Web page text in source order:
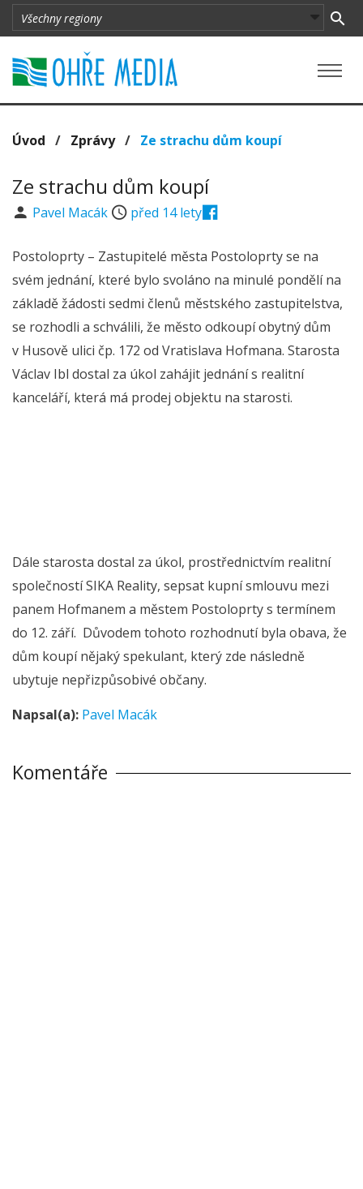
Úvod / Zprávy/ Ze strachu dům koupí
Ze strachu dům koupí
Pavel Macák před 14 lety
Postoloprty – Zastupitelé města Postoloprty se na
svém jednání, které bylo svoláno na minulé pondělí na
základě žádosti sedmi členů městského zastupitelstva,
se rozhodli a schválili, že město odkoupí obytný dům
v Husově ulici čp. 172 od Vratislava Hofmana. Starosta
Václav Ibl dostal za úkol zahájit jednání s realitní
kanceláří, která má prodej objektu na starosti.
Dále starosta dostal za úkol, prostřednictvím realitní
společností SIKA Reality, sepsat kupní smlouvu mezi
panem Hofmanem a městem Postoloprty s termínem
do 12. září. Důvodem tohoto rozhodnutí byla obava, že
dům koupí nějaký spekulant, který zde následně
ubytuje nepřizpůsobivé občany.
Napsal(a): Pavel Macák
Komentáře